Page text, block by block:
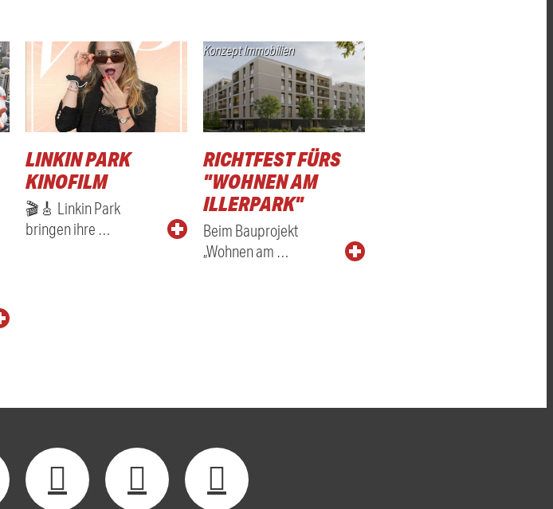
LINKIN PARK
KINOFILM
🎬🎸 Linkin Park
bringen ihre …
Konzept Immobilien
RICHTFEST FÜRS
"WOHNEN AM
ILLERPARK"
Beim Bauprojekt
„Wohnen am …